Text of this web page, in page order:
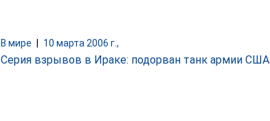
В мире 10 марта 2006 г.,
Серия взрывов в Ираке: подорван танк армии США